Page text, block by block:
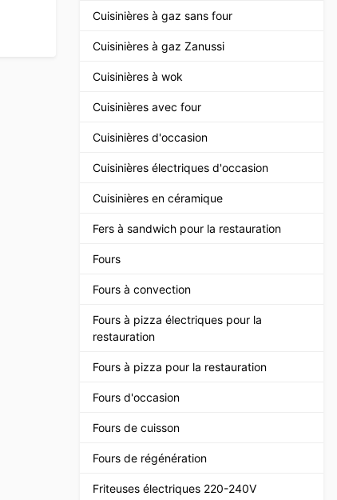
Cuisinières à gaz sans four
Cuisinières à gaz Zanussi
Cuisinières à wok
Cuisinières avec four
Cuisinières d'occasion
Cuisinières électriques d'occasion
Cuisinières en céramique
Fers à sandwich pour la restauration
Fours
Fours à convection
Fours à pizza électriques pour la
restauration
Fours à pizza pour la restauration
Fours d'occasion
Fours de cuisson
Fours de régénération
Friteuses électriques 220-240V